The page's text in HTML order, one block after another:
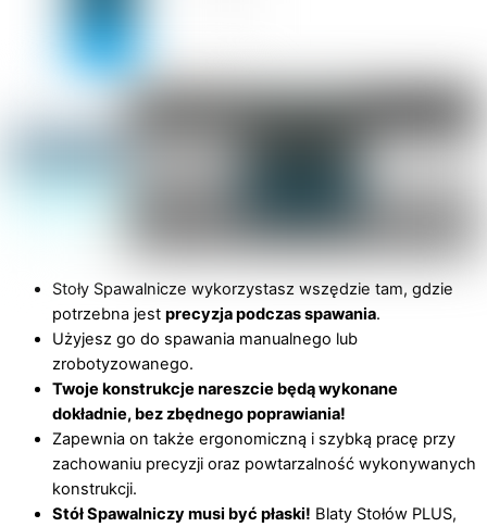
Stoły Spawalnicze wykorzystasz wszędzie tam, gdzie
potrzebna jest precyzja podczas spawania.
Użyjesz go do spawania manualnego lub
zrobotyzowanego.
Twoje konstrukcje nareszcie będą wykonane
dokładnie, bez zbędnego poprawiania!
Zapewnia on także ergonomiczną i szybką pracę przy
zachowaniu precyzji oraz powtarzalność wykonywanych
konstrukcji.
Stół Spawalniczy musi być płaski! Blaty Stołów PLUS,